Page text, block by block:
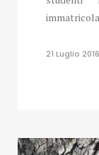
21 Luglio 2016